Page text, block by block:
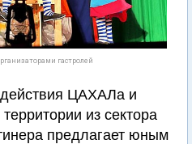
гастролей
ЦАХАЛа и
из сектора
предлагает юным